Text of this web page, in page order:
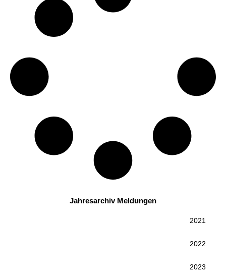
Jahresarchiv Meldungen
2021
2022
2023